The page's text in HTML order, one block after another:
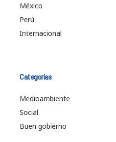
México
Perú
Internacional
Categorías
Medioambiente
Social
Buen gobierno